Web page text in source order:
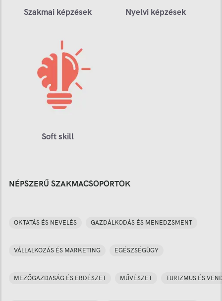
Szakmai képzések Nyelvi képzések
Soft skill
NÉPSZERŰ SZAKMACSOPORTOK
OKTATÁS ÉS NEVELÉS GAZDÁLKODÁS ÉS MENEDZSMENT
VÁLLALKOZÁS ÉS MARKETING EGÉSZSÉGÜGY
MEZŐGAZDASÁG ÉS ERDÉSZET MŰVÉSZET TURIZMUS ÉS